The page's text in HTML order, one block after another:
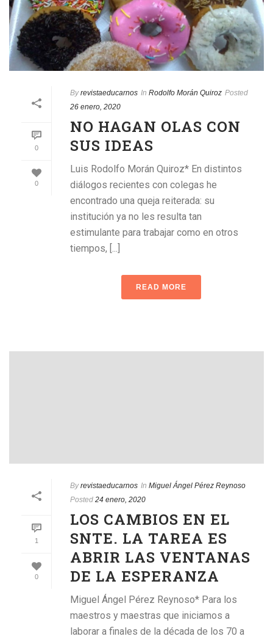
0
0
By revistaeducarnos In Rodolfo Morán Quiroz Posted
26 enero, 2020
NO HAGAN OLAS CON
SUS IDEAS
Luis Rodolfo Morán Quiroz* En distintos
diálogos recientes con colegas he
encontrado una queja reiterada: su
institución ya no les resulta tan
estimulante para trabajar como en otros
tiempos, [...]
READ MORE
1
0
By revistaeducarnos In Miguel Ángel Pérez Reynoso
Posted 24 enero, 2020
LOS CAMBIOS EN EL
SNTE. LA TAREA ES
ABRIR LAS VENTANAS
DE LA ESPERANZA
Miguel Ángel Pérez Reynoso* Para los
maestros y maestras que iniciamos a
laborar a finales de la década de los 70 a